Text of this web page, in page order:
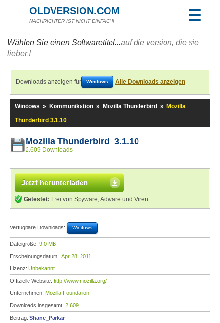
OLDVERSION.COM
NACHRICHTER IST NICHT EINFACH!
Wählen Sie einen Softwaretitel...auf die version, die sie
lieben!
Downloads anzeigen für Windows Alle Downloads anzeigen
Windows » Kommunikation » Mozilla Thunderbird »
Mozilla
Thunderbird 3.1.10
Mozilla Thunderbird 3.1.10
2.609 Downloads
Jetzt herunterladen
Getestet: Frei von Spyware, Adware und Viren
Verfügbare Downloads: Windows
Dateigröße: 9,0 MB
Erscheinungsdatum: Apr 28, 2011
Lizenz: Unbekannt
Offizielle Website: http://www.mozilla.org/
Unternehmen: Mozilla Foundation
Downloads insgesamt: 2.609
Beitrag: Shane_Parkar